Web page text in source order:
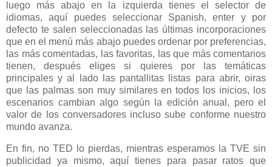
luego más abajo en la izquierda tienes el selector de
idiomas, aquí puedes seleccionar Spanish, enter y por
defecto te salen seleccionadas las últimas incorporaciones
que en el menú más abajo puedes ordenar por preferencias,
las más comentadas, las favoritas, las que más comentarios
tienen, después eliges si quieres por las temáticas
principales y al lado las pantallitas listas para abrir, oiras
que las palmas son muy similares en todos los inicios, los
escenarios cambian algo según la edición anual, pero el
valor de los conversadores incluso sube conforme nuestro
mundo avanza.
En fin, no TED lo pierdas, mientras esperamos la TVE sin
publicidad ya mismo, aquí tienes para pasar ratos que